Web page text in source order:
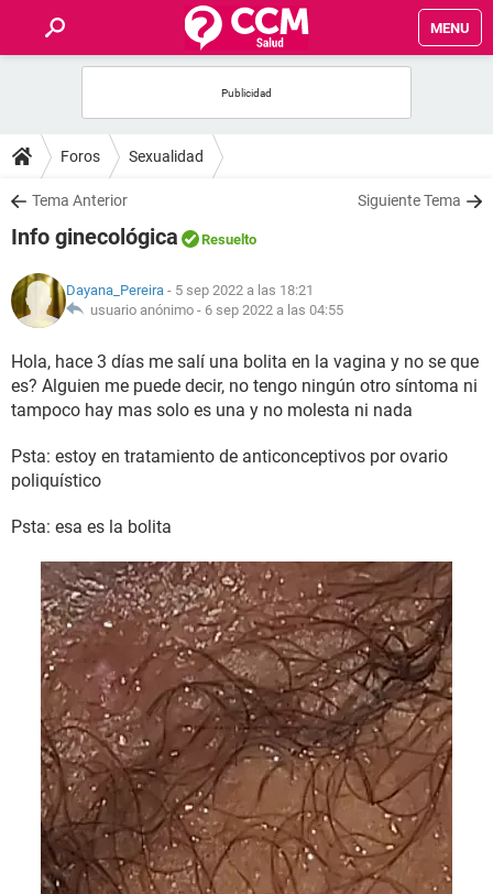
MENU
FOROS
SALUD
FAMILIA
NUTRICIÓN
BIENESTAR
SEXUALIDAD
GLOSARIO
Foros Sexualidad
Tema Anterior Siguiente Tema
Info ginecológica Resuelto
Dayana_Pereira - 5 sep 2022 a las 18:21
usuario anónimo - 6 sep 2022 a las 04:55
Hola, hace 3 días me salí una bolita en la vagina y no se que
es? Alguien me puede decir, no tengo ningún otro síntoma ni
tampoco hay mas solo es una y no molesta ni nada
Psta: estoy en tratamiento de anticonceptivos por ovario
poliquístico
Psta: esa es la bolita